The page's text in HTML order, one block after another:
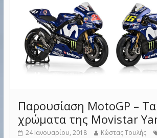
Παρουσίαση MotoGP –
χρώματα της Movistar
24 Ιανουαρίου, 2018 Κώστας Τουλής